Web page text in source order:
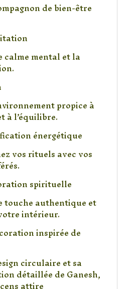
de bien-être
calme mental et la
propice à
à l’équilibre.
énergétique
vos rituels avec vos
spirituelle
touche authentique et
intérieur.
inspirée de
circulaire et sa
détaillée de Ganesh,